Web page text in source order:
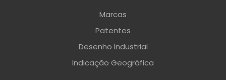
Marcas
Patentes
Desenho Industrial
Indicação Geográfica